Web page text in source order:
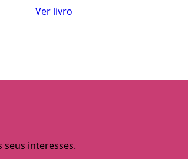
Ver livro
interesses.